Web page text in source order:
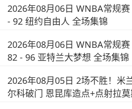
2026年08月06日 WNBA常规
- 92 纽约自由人 全场集锦
2026年08月06日 WNBA常规
82 - 96 亚特兰大梦想 全场集锦
2026年08月05日 2场不胜！米
尔科破门 恩昆库造点+点射拉